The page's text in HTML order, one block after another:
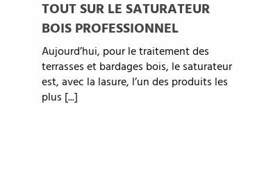
TOUT SUR LE SATURATEUR
BOIS PROFESSIONNEL
Aujourd’hui, pour le traitement des
terrasses et bardages bois, le saturateur
est, avec la lasure, l’un des produits les
plus [...]